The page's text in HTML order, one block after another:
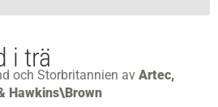
i trä
och Storbritannien av Artec,
Hawkins\Brown